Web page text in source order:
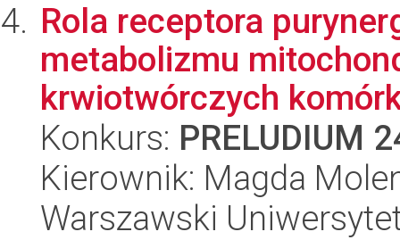
Rola receptora
metabolizmu
krwiotwórczych
Konkurs: PRELUDIUM
Kierownik: Magda
Warszawski